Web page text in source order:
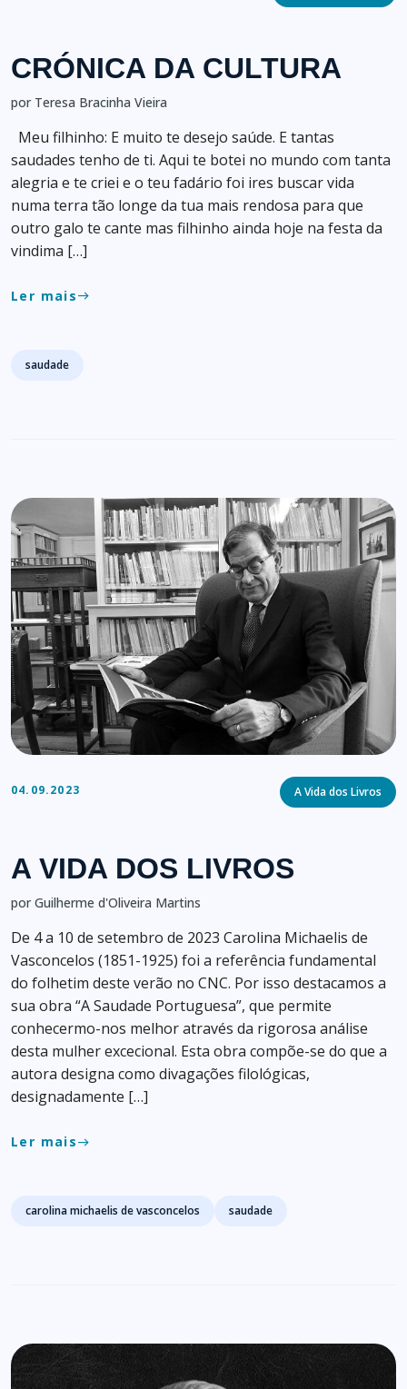
CRÓNICA DA CULTURA
por Teresa Bracinha Vieira
Meu filhinho: E muito te desejo saúde. E tantas
saudades tenho de ti. Aqui te botei no mundo com tanta
alegria e te criei e o teu fadário foi ires buscar vida
numa terra tão longe da tua mais rendosa para que
outro galo te cante mas filhinho ainda hoje na festa da
vindima […]
Ler maiseast
Tags
saudade
04.09.2023 Categories
A Vida dos Livros
A VIDA DOS LIVROS
por Guilherme d'Oliveira Martins
De 4 a 10 de setembro de 2023 Carolina Michaelis de
Vasconcelos (1851-1925) foi a referência fundamental
do folhetim deste verão no CNC. Por isso destacamos a
sua obra “A Saudade Portuguesa”, que permite
conhecermo-nos melhor através da rigorosa análise
desta mulher excecional. Esta obra compõe-se do que a
autora designa como divagações filológicas,
designadamente […]
Ler maiseast
Tags
carolina michaelis de vasconcelos saudade